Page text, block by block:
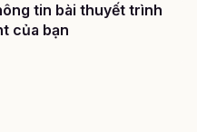
tin bài thuyết trình
của bạn